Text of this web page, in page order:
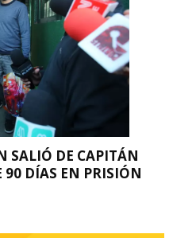
SALIÓ DE CAPITÁN
90 DÍAS EN PRISIÓN